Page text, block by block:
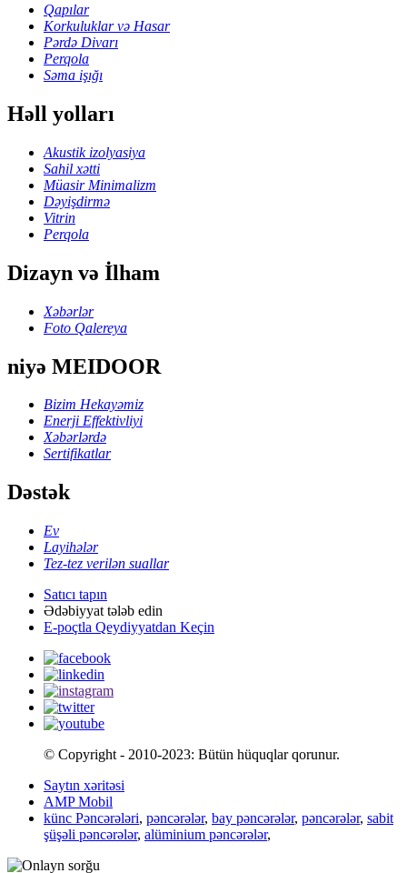
Qapılar
Korkuluklar və Hasar
Pərdə Divarı
Perqola
Səma işığı
Həll yolları
Akustik izolyasiya
Sahil xətti
Müasir Minimalizm
Dəyişdirmə
Vitrin
Perqola
Dizayn və İlham
Xəbərlər
Foto Qalereya
niyə MEIDOOR
Bizim Hekayəmiz
Enerji Effektivliyi
Xəbərlərdə
Sertifikatlar
Dəstək
Ev
Layihələr
Tez-tez verilən suallar
Satıcı tapın
Ədəbiyyat tələb edin
E-poçtla Qeydiyyatdan Keçin
© Copyright - 2010-2023: Bütün hüquqlar qorunur.
Saytın xəritəsi
AMP Mobil
künc Pəncərələri, pəncərələr, bay pəncərələr, pəncərələr, sabit
şüşəli pəncərələr, alüminium pəncərələr,